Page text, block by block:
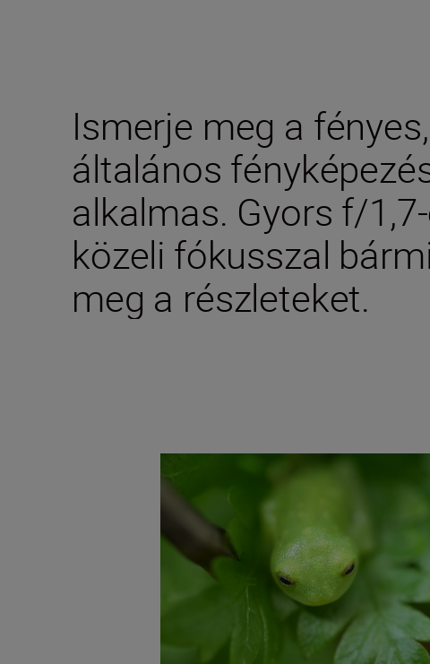
Ismerje meg a
általános
alkalmas. Gyors f/
közeli fókusszal
meg a részleteket.